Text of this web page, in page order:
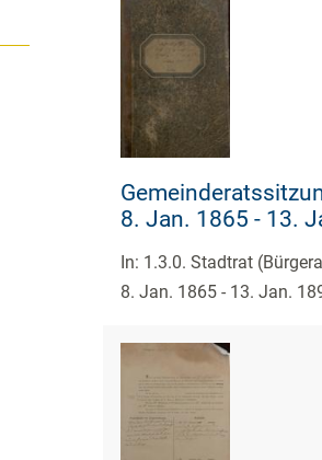
8. Jan. 1865 - 13.
In: 1.3.0. Stadtrat
8. Jan. 1865 - 13. Jan.